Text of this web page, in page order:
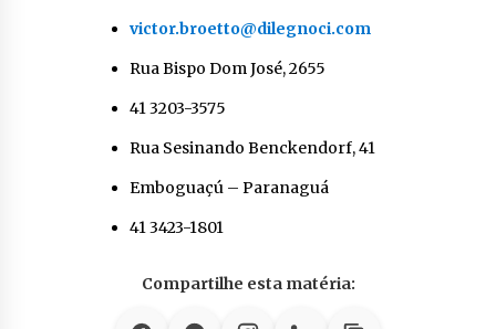
victor.broetto@dilegnoci.com
Rua Bispo Dom José, 2655
41 3203-3575
Rua Sesinando Benckendorf, 41
Emboguaçú – Paranaguá
41 3423-1801
Compartilhe esta matéria: